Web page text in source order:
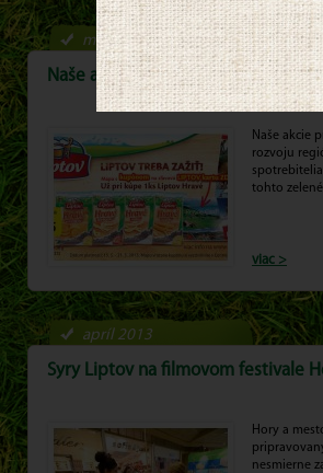
Naše akcie v obchodoch podporili
máj-jún 2013
Naše akcie
rozvoju
tohto
viac >
Syry Liptov na filmovom festivale
apríl 2013
Hory a
nesmierne